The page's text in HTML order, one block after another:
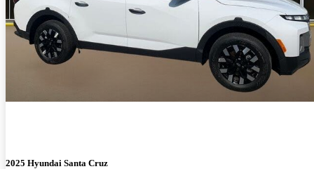
2025 Hyundai Santa Cruz